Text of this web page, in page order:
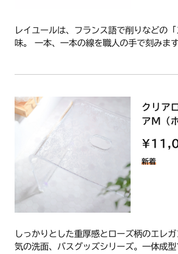
レイユールは、フランス語で削りなどの
味。 一本、一本の線を職人の手で刻みま
クリア
アM（
新着
しっかりとした重厚感とローズ柄のエレ
気の洗面、バスグッズシリーズ。一体成